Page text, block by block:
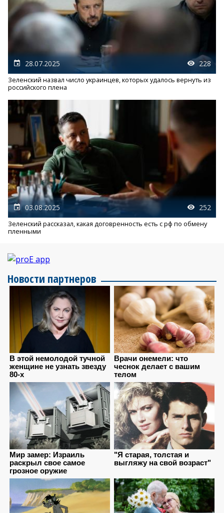
28.07.2025 228
Зеленский назвал число украинцев, которых удалось вернуть из
российского плена
03.08.2025 252
Зеленский рассказал, какая договренность есть с рф по обмену
пленными
Новости партнеров